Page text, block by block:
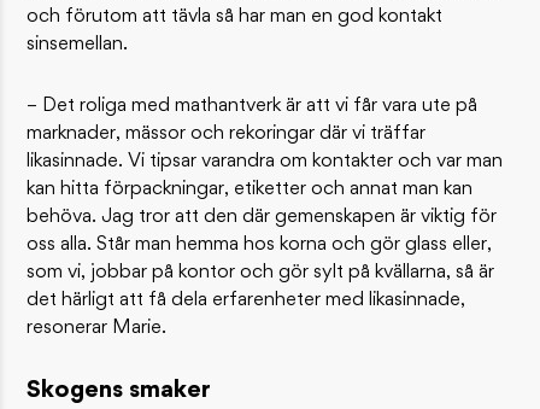
och förutom att tävla så har man en god kontakt
sinsemellan.
– Det roliga med mathantverk är att vi får vara ute på
marknader, mässor och rekoringar där vi träffar
likasinnade. Vi tipsar varandra om kontakter och var man
kan hitta förpackningar, etiketter och annat man kan
behöva. Jag tror att den där gemenskapen är viktig för
oss alla. Står man hemma hos korna och gör glass eller,
som vi, jobbar på kontor och gör sylt på kvällarna, så är
det härligt att få dela erfarenheter med likasinnade,
resonerar Marie.
Skogens smaker